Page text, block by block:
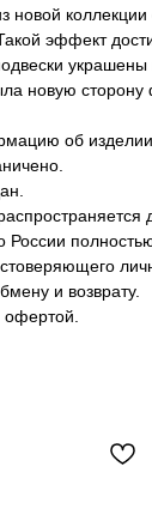
новой
эффект
новую сторону
об
России
и возврату.